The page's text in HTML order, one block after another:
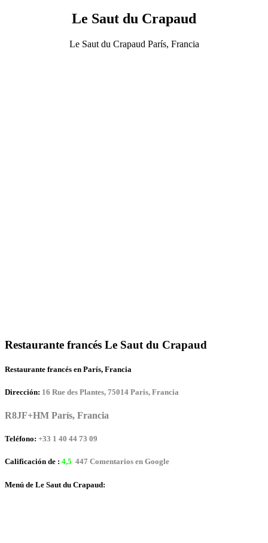
Le Saut du Crapaud
Le Saut du Crapaud París, Francia
Restaurante francés Le Saut du Crapaud
Restaurante francés en París, Francia
Dirección: 16 Rue des Plantes, 75014 Paris, Francia
R8JF+HM París, Francia
Teléfono: +33 1 40 44 73 09
Calificación de : 4,5 447 Comentarios en Google
Menú de Le Saut du Crapaud: